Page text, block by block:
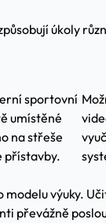
úkoly
sportovní
umístěné
na střeše
přístavby.
modelu výuky.
převážně